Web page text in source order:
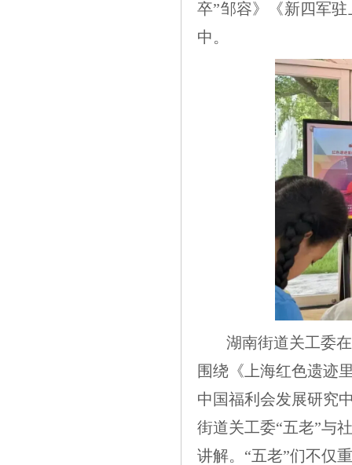
卒”邹容》《新四军
中。
湖南街道关工委
围绕《上海红色遗迹
中国福利会发展研究
街道关工委“五老”与
讲解。“五老”们不仅